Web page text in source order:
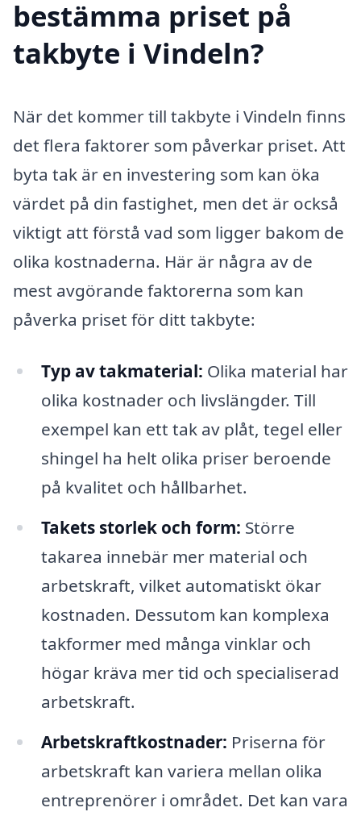
bestämma priset på
takbyte i Vindeln?
När det kommer till takbyte i Vindeln finns
det flera faktorer som påverkar priset. Att
byta tak är en investering som kan öka
värdet på din fastighet, men det är också
viktigt att förstå vad som ligger bakom de
olika kostnaderna. Här är några av de
mest avgörande faktorerna som kan
påverka priset för ditt takbyte:
Typ av takmaterial: Olika material har
olika kostnader och livslängder. Till
exempel kan ett tak av plåt, tegel eller
shingel ha helt olika priser beroende
på kvalitet och hållbarhet.
Takets storlek och form: Större
takarea innebär mer material och
arbetskraft, vilket automatiskt ökar
kostnaden. Dessutom kan komplexa
takformer med många vinklar och
högar kräva mer tid och specialiserad
arbetskraft.
Arbetskraftkostnader: Priserna för
arbetskraft kan variera mellan olika
entreprenörer i området. Det kan vara